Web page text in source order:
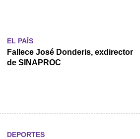
EL PAÍS
Fallece José Donderis, exdirector
de SINAPROC
DEPORTES